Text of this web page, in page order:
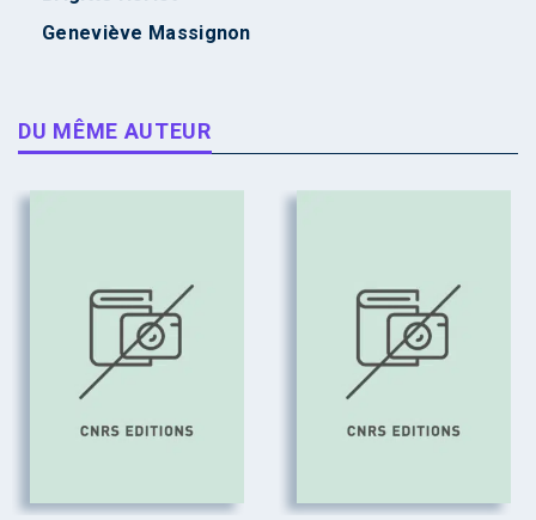
Geneviève Massignon
DU MÊME AUTEUR